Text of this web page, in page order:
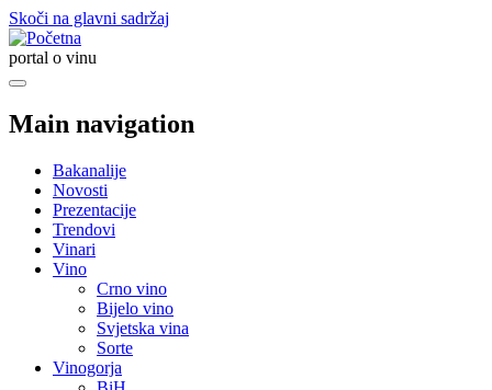
Skoči na glavni sadržaj
portal o vinu
Main navigation
Bakanalije
Novosti
Prezentacije
Trendovi
Vinari
Vino
Crno vino
Bijelo vino
Svjetska vina
Sorte
Vinogorja